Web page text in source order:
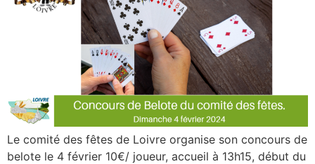
Le comité des fêtes de Loivre organise son concours de
belote le 4 février 10€/ joueur, accueil à 13h15, début du